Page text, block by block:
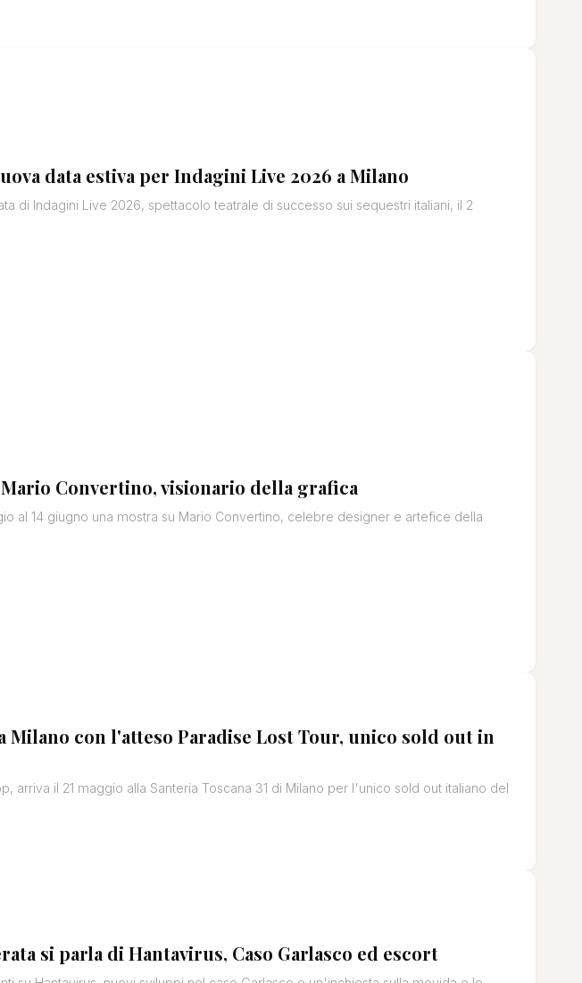
data estiva per Indagini Live 2026 a Milano
di Indagini Live 2026, spettacolo teatrale di successo sui sequestri italiani, il 2
Convertino, visionario della grafica
al 14 giugno una mostra su Mario Convertino, celebre designer e artefice della
Milano con l'atteso Paradise Lost Tour, unico sold out in
arriva il 21 maggio alla Santeria Toscana 31 di Milano per l'unico sold out italiano del
si parla di Hantavirus, Caso Garlasco ed escort